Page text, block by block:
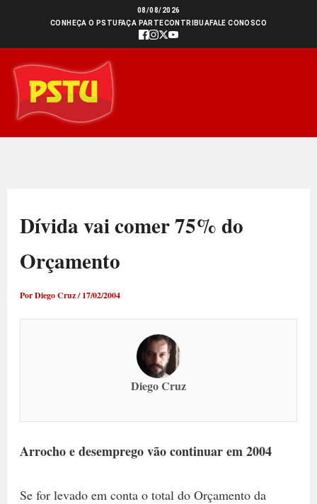
conteúdo
08/08/2026
CONHEÇA O PSTU FAÇA PARTECONTRIBUAFALE CONOSCO
Dívida vai comer 75% do
Orçamento
PorDiego Cruz/17/02/2004
Diego Cruz
Arrocho e desemprego vão continuar em 2004
Se for levado em conta o total do Orçamento da